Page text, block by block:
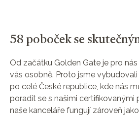
58 poboček se
Od začátku Golden Gate je pro
vás osobně. Proto jsme
po celé České republice, kde nás
poradit se s našimi certifikovanými
naše kanceláře fungují zároveň